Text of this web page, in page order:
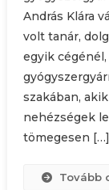
András Klára
volt tanár,
egyik cégénél,
szakában,
nehézségek
tömegesen […]
Tovább